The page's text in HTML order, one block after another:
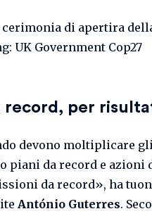
record, per
devono moltiplicare
piani da record e azioni
da record», ha
António Guterres.